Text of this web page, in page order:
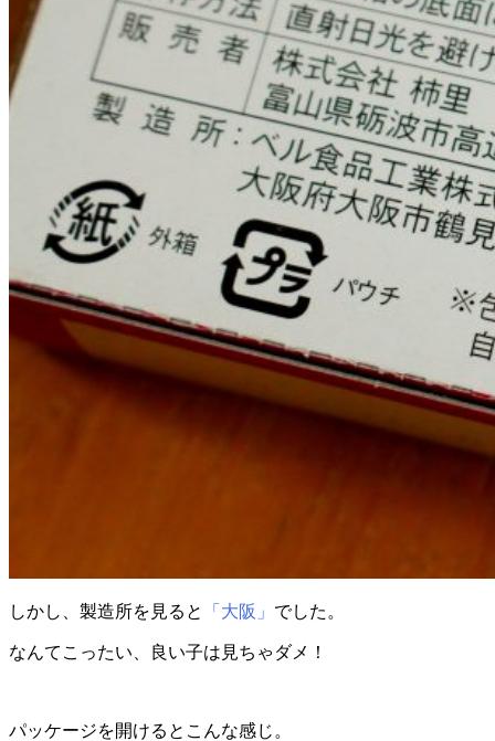
しかし、製造所を見ると 「大阪」 でした。
なんてこったい、良い子は見ちゃダメ！
パッケージを開けるとこんな感じ。